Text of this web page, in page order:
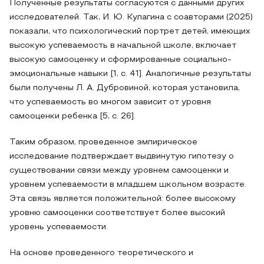
Полученные результаты согласуются с данными других
исследователей. Так, И. Ю. Кулагина с соавторами (2025)
показали, что психологический портрет детей, имеющих
высокую успеваемость в начальной школе, включает
высокую самооценку и сформированные социально-
эмоциональные навыки [1, с. 41]. Аналогичные результаты
были получены Л. А. Дубровиной, которая установила,
что успеваемость во многом зависит от уровня
самооценки ребенка [5, с. 26].
Таким образом, проведенное эмпирическое
исследование подтверждает выдвинутую гипотезу о
существовании связи между уровнем самооценки и
уровнем успеваемости в младшем школьном возрасте.
Эта связь является положительной: более высокому
уровню самооценки соответствует более высокий
уровень успеваемости.
На основе проведенного теоретического и